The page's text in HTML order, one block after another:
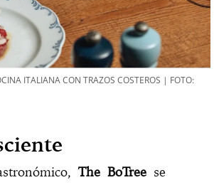
ITALIANA CON TRAZOS COSTEROS | FOTO:
The BoTree se